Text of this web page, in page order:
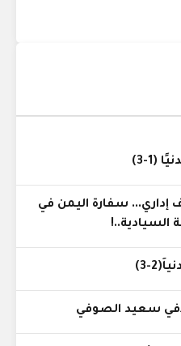
(1-3)
إداري... سفارة اليمن في
السيادية..!
3)
سعيد الصوفي